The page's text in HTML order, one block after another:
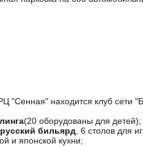
"Сенная" находится клуб сети
(20 оборудованы для детей);
русский бильярд , 6 столов для
и японской кухни;